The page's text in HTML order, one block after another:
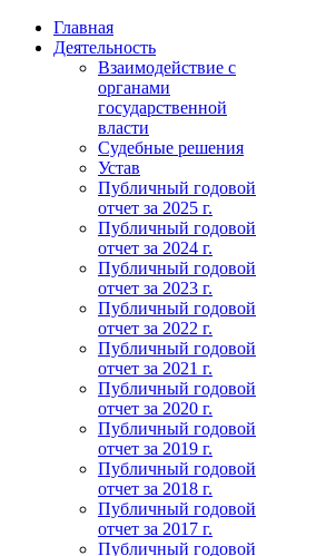
Главная
Деятельность
Взаимодействие с
органами
государственной
власти
Судебные решения
Устав
Публичный годовой
отчет за 2025 г.
Публичный годовой
отчет за 2024 г.
Публичный годовой
отчет за 2023 г.
Публичный годовой
отчет за 2022 г.
Публичный годовой
отчет за 2021 г.
Публичный годовой
отчет за 2020 г.
Публичный годовой
отчет за 2019 г.
Публичный годовой
отчет за 2018 г.
Публичный годовой
отчет за 2017 г.
Публичный годовой